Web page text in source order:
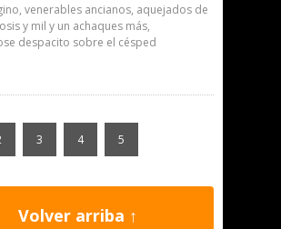
venerables ancianos, aquejados de
y mil y un achaques más,
despacito sobre el césped
3 4 5
Volver arriba ↑